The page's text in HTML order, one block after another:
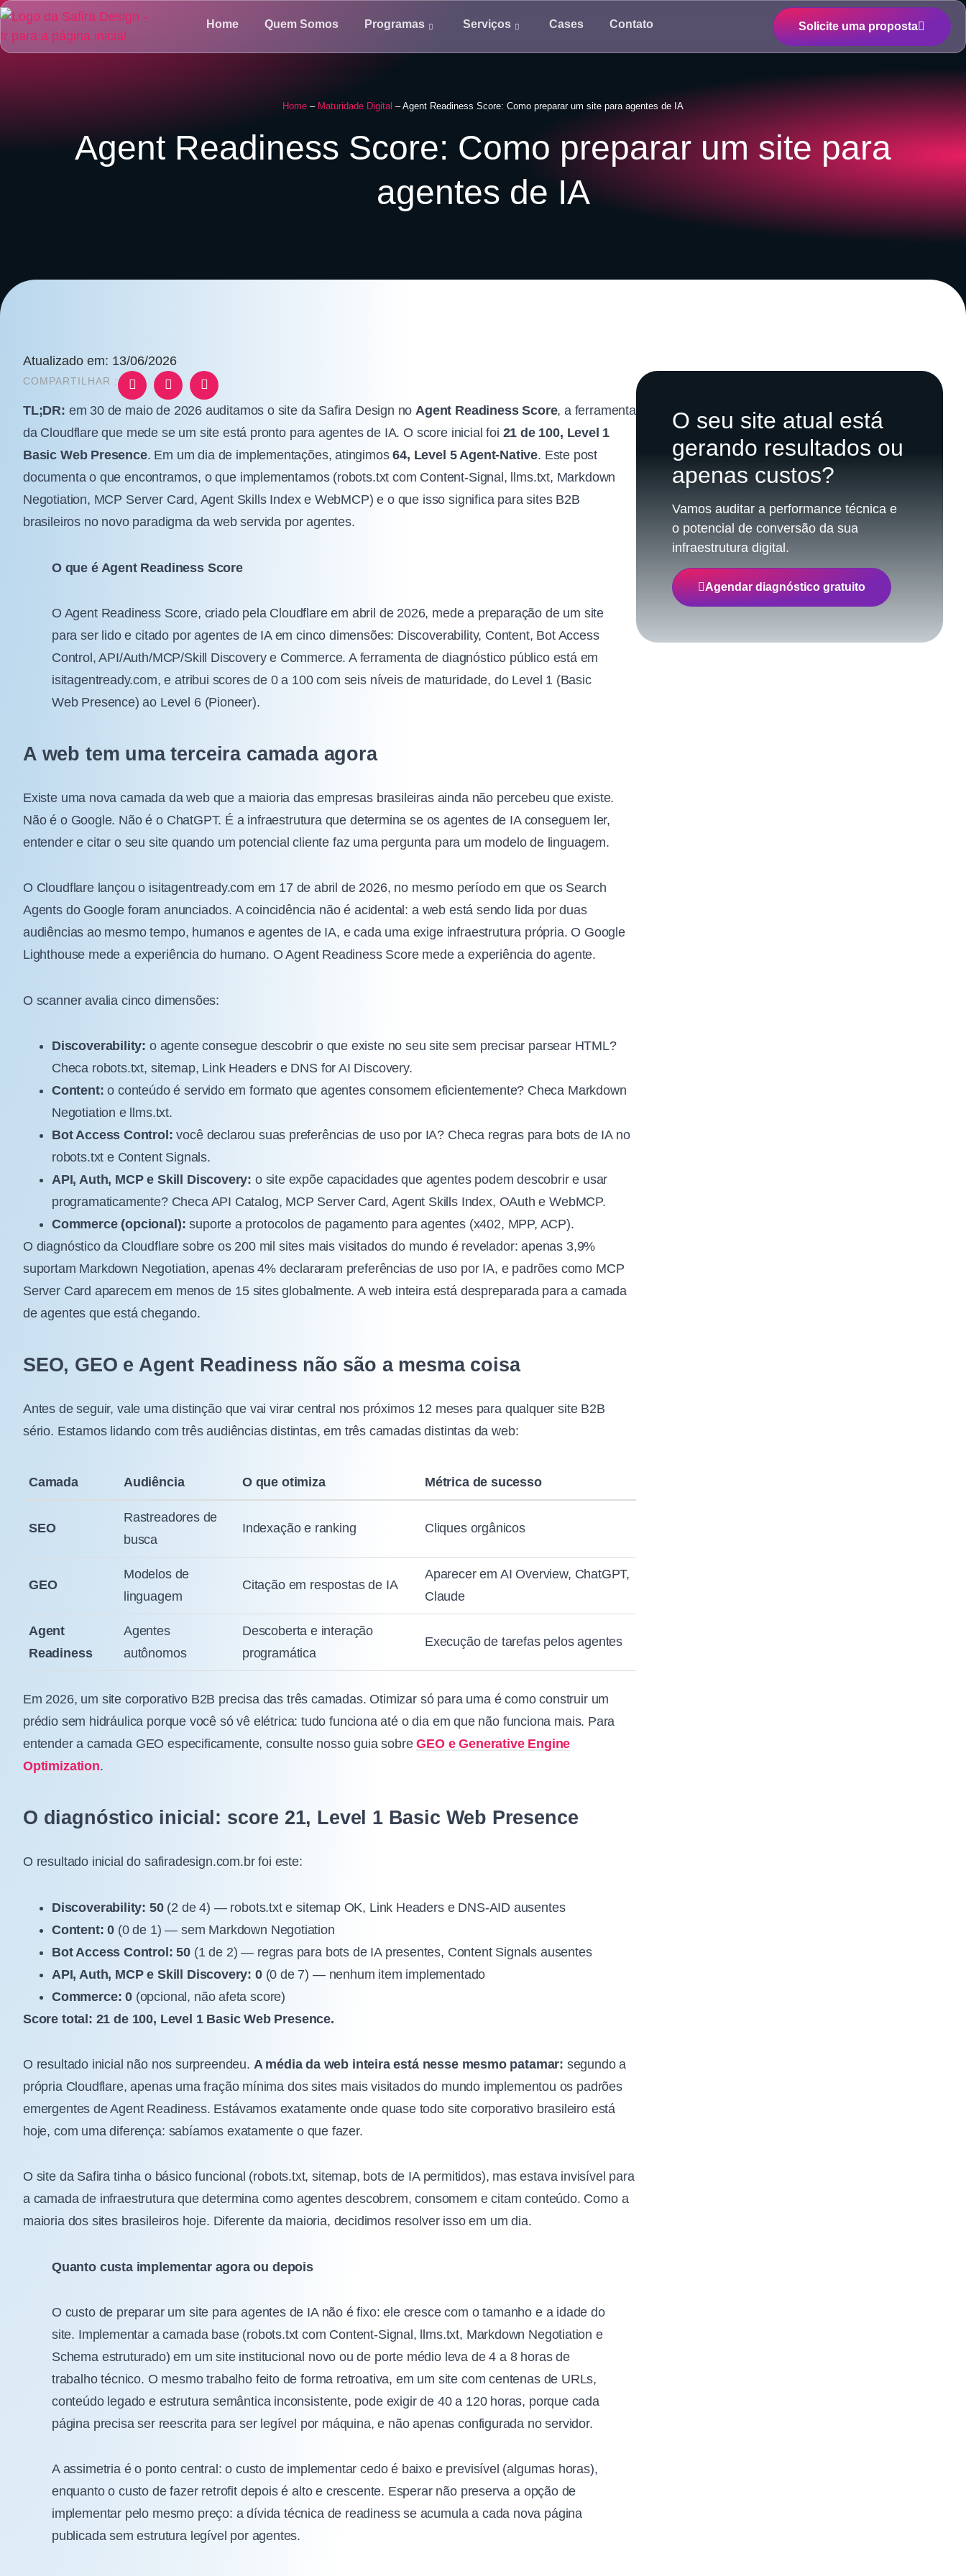
Home Quem Somos Programas Serviços Cases Contato Solicite uma proposta
Home – Maturidade Digital –Agent Readiness Score: Como preparar um site para agentes de IA
Agent Readiness Score: Como preparar um site para
agentes de IA
Atualizado em: 13/06/2026
COMPARTILHAR :
TL;DR: em 30 de maio de 2026 auditamos o site da Safira Design noAgent Readiness Score, a ferramenta
da Cloudflare que mede se um site está pronto para agentes de IA. O score inicial foi 21 de 100, Level 1
Basic Web Presence. Em um dia de implementações, atingimos64, Level 5 Agent-Native. Este post
documenta o que encontramos, o que implementamos (robots.txt com Content-Signal, llms.txt, Markdown
Negotiation, MCP Server Card, Agent Skills Index e WebMCP) e o que isso significa para sites B2B
brasileiros no novo paradigma da web servida por agentes.
O que é Agent Readiness Score
O Agent Readiness Score, criado pela Cloudflare em abril de 2026, mede a preparação de um site
para ser lido e citado por agentes de IA em cinco dimensões: Discoverability, Content, Bot Access
Control, API/Auth/MCP/Skill Discovery e Commerce. A ferramenta de diagnóstico público está em
isitagentready.com, e atribui scores de 0 a 100 com seis níveis de maturidade, do Level 1 (Basic
Web Presence) ao Level 6 (Pioneer).
A web tem uma terceira camada agora
Existe uma nova camada da web que a maioria das empresas brasileiras ainda não percebeu que existe.
Não é o Google. Não é o ChatGPT. É a infraestrutura que determina se os agentes de IA conseguem ler,
entender e citar o seu site quando um potencial cliente faz uma pergunta para um modelo de linguagem.
O Cloudflare lançou o isitagentready.com em 17 de abril de 2026, no mesmo período em que os Search
Agents do Google foram anunciados. A coincidência não é acidental: a web está sendo lida por duas
audiências ao mesmo tempo, humanos e agentes de IA, e cada uma exige infraestrutura própria. O Google
Lighthouse mede a experiência do humano. O Agent Readiness Score mede a experiência do agente.
O scanner avalia cinco dimensões:
Discoverability: o agente consegue descobrir o que existe no seu site sem precisar parsear HTML?
Checa robots.txt, sitemap, Link Headers e DNS for AI Discovery.
Content: o conteúdo é servido em formato que agentes consomem eficientemente? Checa Markdown
Negotiation e llms.txt.
Bot Access Control: você declarou suas preferências de uso por IA? Checa regras para bots de IA no
robots.txt e Content Signals.
API, Auth, MCP e Skill Discovery: o site expõe capacidades que agentes podem descobrir e usar
programaticamente? Checa API Catalog, MCP Server Card, Agent Skills Index, OAuth e WebMCP.
Commerce (opcional): suporte a protocolos de pagamento para agentes (x402, MPP, ACP).
O diagnóstico da Cloudflare sobre os 200 mil sites mais visitados do mundo é revelador: apenas 3,9%
suportam Markdown Negotiation, apenas 4% declararam preferências de uso por IA, e padrões como MCP
Server Card aparecem em menos de 15 sites globalmente. A web inteira está despreparada para a camada
de agentes que está chegando.
SEO, GEO e Agent Readiness não são a mesma coisa
Antes de seguir, vale uma distinção que vai virar central nos próximos 12 meses para qualquer site B2B
sério. Estamos lidando com três audiências distintas, em três camadas distintas da web:
Camada Audiência O que otimiza Métrica de sucesso
SEO
Rastreadores de
busca
Indexação e ranking Cliques orgânicos
GEO
Modelos de
linguagem
Citação em respostas de IA
Aparecer em AI Overview, ChatGPT,
Claude
Agent
Readiness
Agentes
autônomos
Descoberta e interação
programática
Execução de tarefas pelos agentes
Em 2026, um site corporativo B2B precisa das três camadas. Otimizar só para uma é como construir um
prédio sem hidráulica porque você só vê elétrica: tudo funciona até o dia em que não funciona mais. Para
entender a camada GEO especificamente, consulte nosso guia sobreGEO e Generative Engine
Optimization.
O diagnóstico inicial: score 21, Level 1 Basic Web Presence
O resultado inicial do safiradesign.com.br foi este:
Discoverability: 50(2 de 4) — robots.txt e sitemap OK, Link Headers e DNS-AID ausentes
Content: 0 (0 de 1) — sem Markdown Negotiation
Bot Access Control: 50 (1 de 2) — regras para bots de IA presentes, Content Signals ausentes
API, Auth, MCP e Skill Discovery: 0(0 de 7) — nenhum item implementado
Commerce: 0 (opcional, não afeta score)
Score total: 21 de 100, Level 1 Basic Web Presence.
O resultado inicial não nos surpreendeu. A média da web inteira está nesse mesmo patamar: segundo a
própria Cloudflare, apenas uma fração mínima dos sites mais visitados do mundo implementou os padrões
emergentes de Agent Readiness. Estávamos exatamente onde quase todo site corporativo brasileiro está
hoje, com uma diferença: sabíamos exatamente o que fazer.
O site da Safira tinha o básico funcional (robots.txt, sitemap, bots de IA permitidos), mas estava invisível para
a camada de infraestrutura que determina como agentes descobrem, consomem e citam conteúdo. Como a
maioria dos sites brasileiros hoje. Diferente da maioria, decidimos resolver isso em um dia.
Quanto custa implementar agora ou depois
O custo de preparar um site para agentes de IA não é fixo: ele cresce com o tamanho e a idade do
site. Implementar a camada base (robots.txt com Content-Signal, llms.txt, Markdown Negotiation e
Schema estruturado) em um site institucional novo ou de porte médio leva de 4 a 8 horas de
trabalho técnico. O mesmo trabalho feito de forma retroativa, em um site com centenas de URLs,
conteúdo legado e estrutura semântica inconsistente, pode exigir de 40 a 120 horas, porque cada
página precisa ser reescrita para ser legível por máquina, e não apenas configurada no servidor.
A assimetria é o ponto central: o custo de implementar cedo é baixo e previsível (algumas horas),
enquanto o custo de fazer retrofit depois é alto e crescente. Esperar não preserva a opção de
implementar pelo mesmo preço: a dívida técnica de readiness se acumula a cada nova página
publicada sem estrutura legível por agentes.
O seu site atual está
gerando resultados ou
apenas custos?
Vamos auditar a performance técnica e
o potencial de conversão da sua
infraestrutura digital.
Agendar diagnóstico gratuito